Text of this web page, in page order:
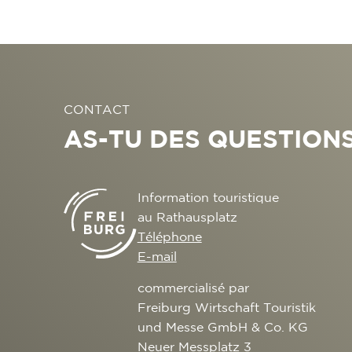
CONTACT
AS-TU DES
Information touristique
au Rathausplatz
Téléphone
E-mail
commercialisé par
Freiburg Wirtschaft Touristik
und Messe GmbH & Co. KG
Neuer Messplatz 3